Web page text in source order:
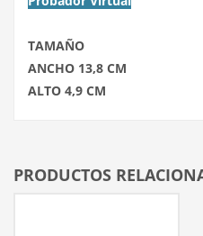
TAMAÑO
ANCHO 13,8 CM
ALTO 4,9 CM
PRODUCTOS